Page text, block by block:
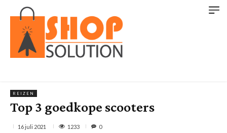
REIZEN
Top 3 goedkope scooters
16 juli 2021 1233 0